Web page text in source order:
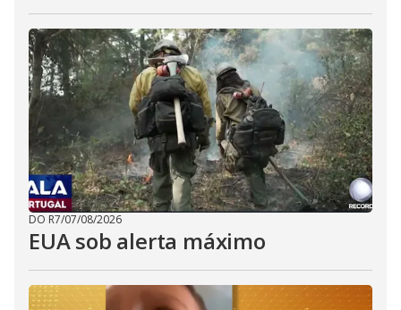
DO R7/07/08/2026
EUA sob alerta máximo